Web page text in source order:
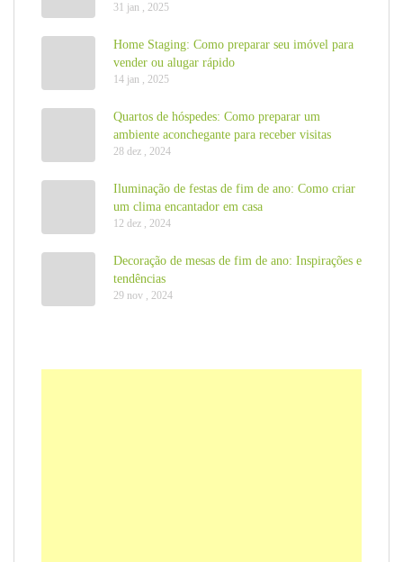
31 jan , 2025
Home Staging: Como preparar seu imóvel para
vender ou alugar rápido
14 jan , 2025
Quartos de hóspedes: Como preparar um
ambiente aconchegante para receber visitas
28 dez , 2024
Iluminação de festas de fim de ano: Como criar
um clima encantador em casa
12 dez , 2024
Decoração de mesas de fim de ano: Inspirações e
tendências
29 nov , 2024